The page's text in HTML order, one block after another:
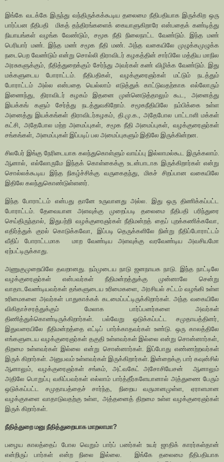
இங்கே வடக்கே இருந்து வந்திருக்கக்கூடிய தலைமை நீதிபதியாக இருக்கிற ஒரு
பார்ப்பன நீதிபதி
மிகத் தந்திரங்களைக் கையாளுகிறாரே என்பதைக் கண்டித்து
நியாயங்கள் வழங்க வேண்டும்
சமூக நீதி நிலைநாட்ட வேண்டும். இந்த மண்
பெரியார் மண். இந்த மண் சமூக நீதி மண். அந்த வகையிலே முழுக்கமுழுக்க
நடைபெற வேண்டும் என்று சொல்லி திராவிடர் கழகத்தின் சார்பிலே மத்திய மாநில
அரசுகளுக்கும்
நீதித்துறைக்கும் சேர்ந்து அவர்கள் கண் விழிக்க வேண்டும். இது
மக்களுடைய போராட்டம். நீதிபதிகள்,வழக்குரைஞர்கள் மட்டும் நடத்தும்
போராட்டம் அல்ல என்பதை யெல்லாம் எடுத்துக் காட்டுவதற்காக எல்லோரும்
இணைந்து
திராவிடர் கழகம் இதனை முன்னெடுத்தாலும் கூட
அனைத்து
இயக்கங் களும் சேர்த்து நடத்துவகிறோம். சமூகநீதியிலே நம்பிக்கை உள்ள
அனைத்து இயக்கங்கள் திராவிடர்கழகம்,தி.மு.க. ,அதேபோல பாட்டாளி மக்கள்
கட்சி
அதேபோல மற்ற அமைப்புகள் சமூக நீதி அமைப்புகள் ,வழக்குரைஞர்கள்
சங்கங்கள் அமைப்புகள் இப்படிப் பல அமைப்புகளும் இதிலே இருக்கின்றன.
சிலபேர் இங்கு நேரிடையாக கலந்துகொள்ளும் வாய்ப்பு இல்லாமல்கூட இருக்கலாம்.
ஆனால்
எல்லோருமே இந்தக் கொள்கைக்கு உடன்பாடாக இருக்கிறார்கள் என்று
சொல்லக்கூடிய இந்த நிகழ்ச்சிக்கு வருகைதந்து, மிகச் சிறப்பான வகையிலே
இதிலே கலந்துகொண்டுள்ளனர்.
இந்த போராட்டம் என்பது தானே உருவானது அல்ல. இது ஒரு திணிக்கப்பட்ட
போராட்டம். தேவையான அளவுக்கு முறைப்படி தலைமை நீதிபதி பரிந்துரை
செய்திருந்தால் ,இதுபற்றி வழக்குரைஞர்கள் நீதிமன்றத் தைப் புறக்கணிக்கவோ
எதிர்த்துக் குரல் கொடுக்கவோ
இப்படி தெருக்களிலே நின்று நீதிப்போராட்டம்
வீதிப் போராட்டமாக
மாற வேண்டிய அளவுக்கு வரவேண்டிய அவசியமோ
ஏற்பட்டிருக்காது.
அணுகுமுறையிலே தவறானது. நம்முடைய நாடு ஜனநாயக நாடு. இந்த நாட்டிலே
வழக்குரைஞர்கள் என்பவர்கள் நீதிமன்றத்துக்கு முன்னாலே சென்று
வாதாடவேண்டியவர்கள் தங்களுடைய உரிமைகளை அரசியல் சட்டம் வழங்கி உள்ள
உரிமைகளை அவர்கள் பாதுகாக்கக் கடமைப்பட்டிருக்கிறார்கள். அந்த வகையிலே
விகிதாச்சரத்துக்கும் மேலாக பார்ப்பனர்களை அவர்கள்
திணித்துக்கொண்டிருக்கிறார்கள். பல்வேறு ஒடுக்கப்பட்ட சமுதாயத்தினர்
இதுவரையிலே நீதிமன்றத்தை எட்டிப் பார்க்காதவர்கள் உண்டு. ஒரு காலத்திலே
எங்களுடைய வழக்குரைஞர்கள் தகுதி உள்ளவர்கள் இல்லை என்று சொன்னார்கள்
திறமை உள்ளவர்கள் இல்லை என்று சொன்னார்கள். இப்போது எண்ணற்றவர்கள்
இருக் கிறார்கள். அனுபவம் உள்ளவர்கள் இருக்கிறார்கள். இன்றைக்கு பார் கவுன்சில்
ஆனாலும்
வழக்குரைஞர்கள் சங்கம், அட்வகேட் அசோசியேசன்
ஆனாலும்
அதிலே பொறுப்பு வகிப்பவர்கள் எல்லாம் பார்த்தீர்களேயானால் அத்துணை பேரும்
ஒடுக்கப்பட்ட சமுதாயத்தைச் சார்ந்த
நிறைய வருமானமுள்ள ,ஏராளமான
வழக்குகளை வாதாடுவதற்கு உள்ள
அத்தனைத் திறமை உள்ள வழக்குரைஞர்கள்
இருக் கிறார்கள்.
நீதித்துறை மனு நீதித்துறையாக மாறலாமா?
பழைய காலத்தைப் போல வெறும் பார்ப் பனர்கள் உயர் ஜாதிக் காரர்கள்தான்
என்றிருப் பார்கள் என்ற நிலை இல்லை.
இங்கே தலைமை நீதிபதியாக